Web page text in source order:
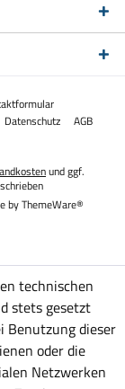
Datenschutz
AGB
und ggf.
byThemeWare®
technischen
stets gesetzt
Benutzung dieser
oder die
Netzwerken